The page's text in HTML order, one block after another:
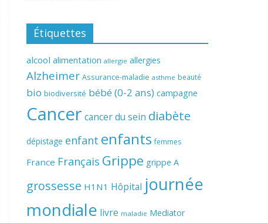
Étiquettes
alcool alimentation allergie allergies
Alzheimer Assurance-maladie asthme beauté
bio biodiversité bébé (0-2 ans) campagne
Cancer cancer du sein diabète
dépistage enfant enfants femmes
France Français Grippe grippe A
grossesse H1N1 Hôpital journée
mondiale livre maladie Mediator